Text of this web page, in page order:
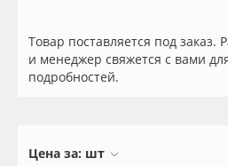
Бренды
Доставка
Самоклеящиеся плёнки
Листовые материалы
Товар поставляется под заказ.
и менеджер свяжется с вами
подробностей.
Цена за: шт